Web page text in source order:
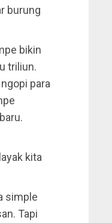
burung
bikin
triliun.
para
kita
simple
Tapi